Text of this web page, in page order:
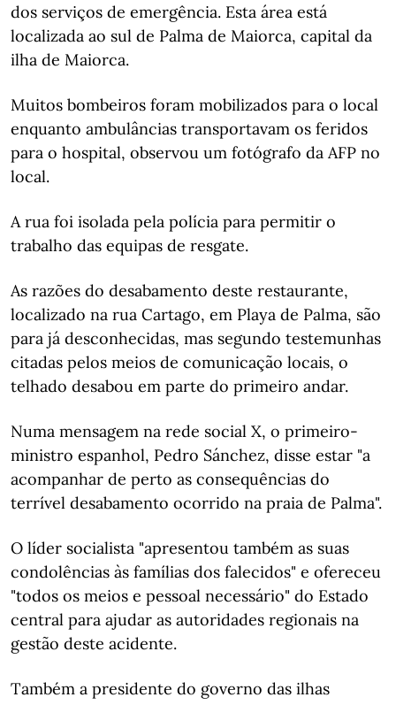
dos serviços de emergência. Esta área está
localizada ao sul de Palma de Maiorca, capital da
ilha de Maiorca.
Muitos bombeiros foram mobilizados para o local
enquanto ambulâncias transportavam os feridos
para o hospital, observou um fotógrafo da AFP no
local.
A rua foi isolada pela polícia para permitir o
trabalho das equipas de resgate.
As razões do desabamento deste restaurante,
localizado na rua Cartago, em Playa de Palma, são
para já desconhecidas, mas segundo testemunhas
citadas pelos meios de comunicação locais, o
telhado desabou em parte do primeiro andar.
Numa mensagem na rede social X, o primeiro-
ministro espanhol, Pedro Sánchez, disse estar "a
acompanhar de perto as consequências do
terrível desabamento ocorrido na praia de Palma".
O líder socialista "apresentou também as suas
condolências às famílias dos falecidos" e ofereceu
"todos os meios e pessoal necessário" do Estado
central para ajudar as autoridades regionais na
gestão deste acidente.
Também a presidente do governo das ilhas